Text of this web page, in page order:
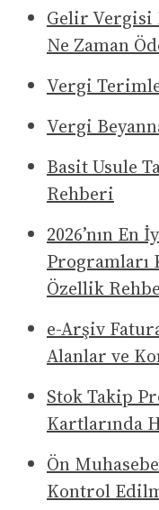
Gelir Vergisi
Ne Zaman
Vergi
Vergi
Basit Usule
Rehberi
2026’nın En
Programları
Özellik
e-Arşiv
Alanlar ve
Stok Takip
Kartlarında
Ön
Kontrol